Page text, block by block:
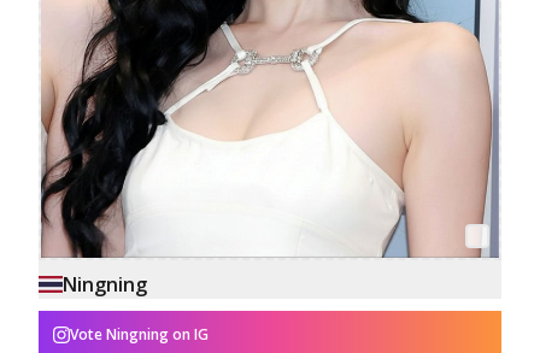
Ningning
VoteNingningon IG